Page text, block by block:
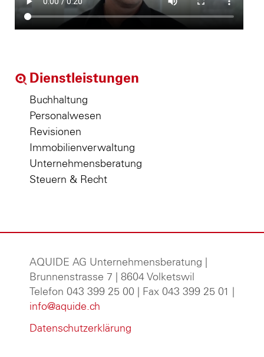
Dienstleistungen
Buchhaltung
Personalwesen
Revisionen
Immobilienverwaltung
Unternehmensberatung
Steuern & Recht
AQUIDE AG Unternehmensberatung
Brunnenstrasse 7 | 8604 Volketswil
Telefon 043 399 25 00 | Fax 043 399 25 01 |
info@aquide.ch
Datenschutzerklärung